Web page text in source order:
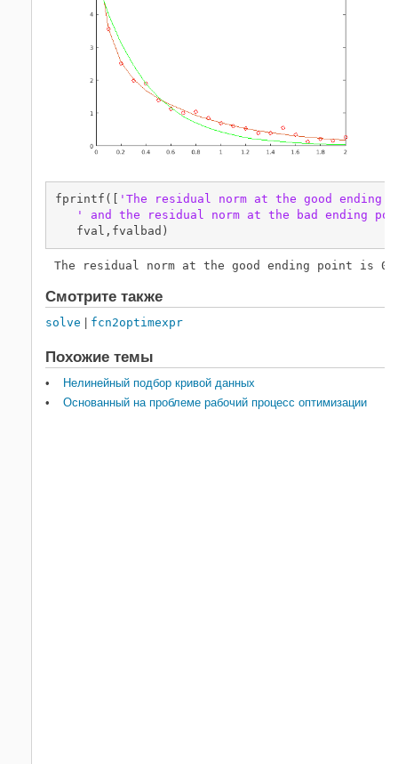
fprintf([ 'The residual norm at the good
' and the residual norm at the bad ending
   fval,fvalbad)
Смотрите также
solve | fcn2optimexpr
Похожие темы
Нелинейный подбор кривой данных
Основанный на проблеме рабочий процесс оптимизации